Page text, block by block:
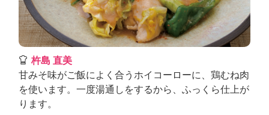
杵島 直美
甘みそ味がご飯によく合うホイコーローに、鶏むね肉
を使います。一度湯通しをするから、ふっくら仕上が
ります。